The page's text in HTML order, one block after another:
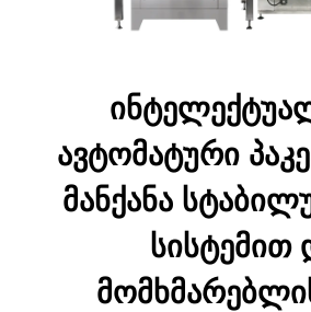
ავტომატური
მანქანა
სისტემით